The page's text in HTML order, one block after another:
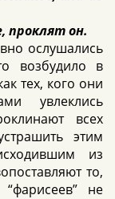
проклят он.
ослушались
возбудило в
тех, кого они
увлеклись
всех
этим
из
то,
не